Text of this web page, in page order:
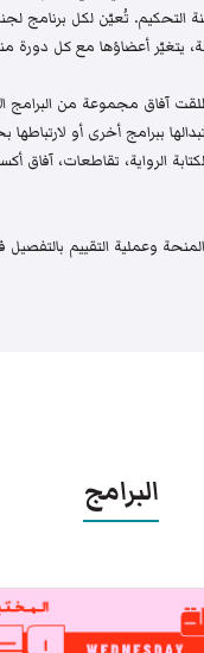
التحكيم. تُعيّن لكل برنامج
يتغيّر أعضاؤها مع كل دورة
آفاق مجموعة من البرامج
ببرامج أخرى أو
الرواية، تقاطعات، آفاق
وعملية التقييم
البرامج